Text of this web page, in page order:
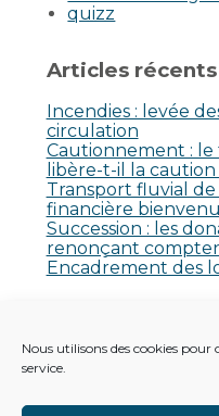
Nous utilisons des cookies
service.
quizz
Articles récents
Incendies : levée
circulation
Cautionnement :
libère-t-il la caution
Transport fluvial de
financière
Succession : les
renonçant
Encadrement des
Aucun